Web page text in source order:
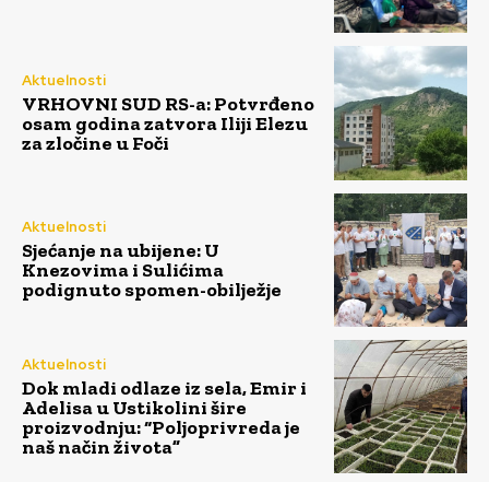
Aktuelnosti
VRHOVNI SUD RS-a: Potvrđeno
osam godina zatvora Iliji Elezu
za zločine u Foči
Aktuelnosti
Sjećanje na ubijene: U
Knezovima i Sulićima
podignuto spomen-obilježje
Aktuelnosti
Dok mladi odlaze iz sela, Emir i
Adelisa u Ustikolini šire
proizvodnju: “Poljoprivreda je
naš način života”